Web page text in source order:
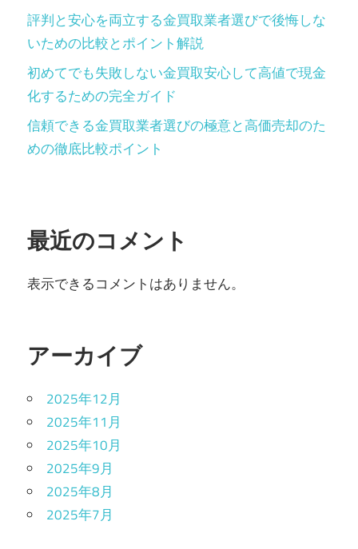
評判と安心を両立する金買取業者選びで後悔しな
いための比較とポイント解説
初めてでも失敗しない金買取安心して高値で現金
化するための完全ガイド
信頼できる金買取業者選びの極意と高価売却のた
めの徹底比較ポイント
最近のコメント
表示できるコメントはありません。
アーカイブ
2025年12月
2025年11月
2025年10月
2025年9月
2025年8月
2025年7月